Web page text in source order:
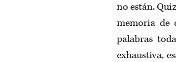
no están.
memoria de
palabras
exhaustiva,